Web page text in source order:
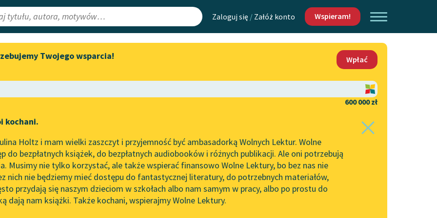
Zaloguj się / Załóż konto Wspieram!
Lektury
redakcyjne
Aktualności
Spotkanie z Katarzyną Tunkiel
do słuchania na Wolnych
Lekturach
Nowy audiobook – „Marzenie
o Oriencie” Sophie Elkan
Kolekcja Nadwyraz.com x
Wolne Lektury – idealna na
Mapa Wolnych Lektur
Leśmianator
API
OAI-PMH
Widget Wolnych Lektur
Kontakt
O projekcie
Zasady wykorzystania
Wolnych Lektur
Logotypy
Materiały promocyjne
Twojego wsparcia!
Wpłać
600 000 zł
kochani.
Holtz i mam wielki zaszczyt i przyjemność być ambasadorką Wolnych Lektur. Wolne
do bezpłatnych książek, do bezpłatnych audiobooków i różnych publikacji. Ale oni potrzebują
Musimy nie tylko korzystać, ale także wspierać finansowo Wolne Lektury, bo bez nas nie
nich nie będziemy mieć dostępu do fantastycznej literatury, do potrzebnych materiałów,
przydają się naszym dzieciom w szkołach albo nam samym w pracy, albo po prostu do
dają nam książki. Także kochani, wspierajmy Wolne Lektury.
Pamiętnik✖